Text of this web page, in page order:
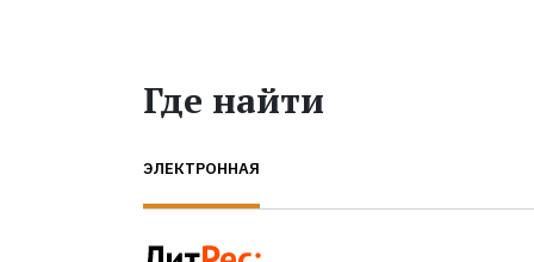
Где найти
ЭЛЕКТРОННАЯ